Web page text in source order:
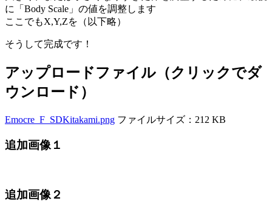
に「Body Scale」の値を調整します
ここでもX,Y,Zを（以下略）
そうして完成です！
アップロードファイル（クリックでダ
ウンロード）
Emocre_F_SDKitakami.png ファイルサイズ：212 KB
追加画像１
追加画像２